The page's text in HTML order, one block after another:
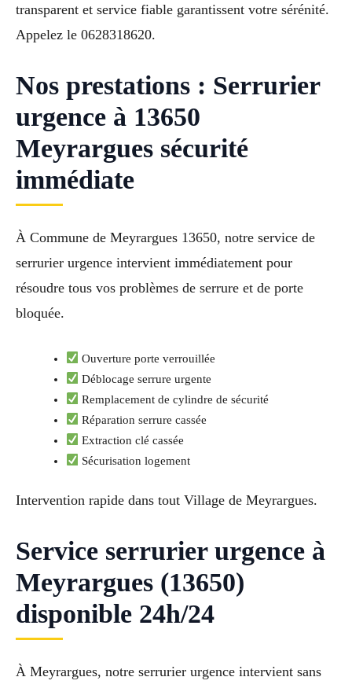
transparent et service fiable garantissent votre sérénité.
Appelez le 0628318620.
Nos prestations : Serrurier
urgence à 13650
Meyrargues sécurité
immédiate
À Commune de Meyrargues 13650, notre service de
serrurier urgence intervient immédiatement pour
résoudre tous vos problèmes de serrure et de porte
bloquée.
Ouverture porte verrouillée
Déblocage serrure urgente
Remplacement de cylindre de sécurité
Réparation serrure cassée
Extraction clé cassée
Sécurisation logement
Intervention rapide dans tout Village de Meyrargues.
Service serrurier urgence à
Meyrargues (13650)
disponible 24h/24
À Meyrargues, notre serrurier urgence intervient sans